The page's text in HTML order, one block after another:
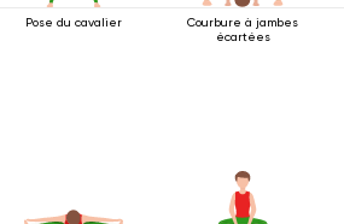
Pose du cavalier
Courbure à jambes
écartées